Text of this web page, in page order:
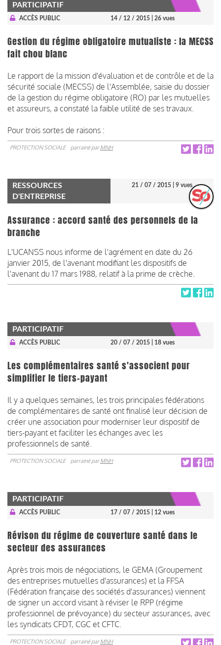
PARTICIPATIF
ACCÈS PUBLIC 14 / 12 / 2015 | 26 vues
Gestion du régime obligatoire mutualiste : la MECSS
fait chou blanc
Le rapport de la mission d'évaluation et de contrôle et de la
sécurité sociale (MECSS) de l'Assemblée, saisie du dossier
de la gestion du régime obligatoire (RO) par les mutuelles
et assureurs, a constaté la faible utilité de ses travaux.
Pour trois sortes de raisons :
PROTECTION SOCIALE parrainé parMNH
RESSOURCES
D'ENTREPRISE
21 / 07 / 2015 | 9 vues
Assurance : accord santé des personnels de la
branche
L'UCANSS nous informe de l'agrément en date du 26
janvier 2015, de l'avenant modifiant les dispositifs de
l'avenant du 17 mars 1988, relatif à la prime de crèche.
PARTICIPATIF
ACCÈS PUBLIC 20 / 07 / 2015 | 18 vues
Les complémentaires santé s'associent pour
simplifier le tiers-payant
Il y a quelques semaines, les trois principales fédérations
de complémentaires de santé ont finalisé leur décision de
créer une association pour moderniser leur dispositif de
tiers-payant et faciliter les échanges avec les
professionnels de santé.
PROTECTION SOCIALE parrainé parMNH
PARTICIPATIF
ACCÈS PUBLIC 17 / 07 / 2015 | 12 vues
Révison du régime de couverture santé dans le
secteur des assurances
Après trois mois de négociations, le GEMA (Groupement
des entreprises mutuelles d'assurances) et la FFSA
(Fédération française des sociétés d'assurances) viennent
de signer un accord visant à réviser le RPP (régime
professionnel de prévoyance) du secteur assurances, avec
les syndicats CFDT, CGC et CFTC.
PROTECTION SOCIALE parrainé parMNH